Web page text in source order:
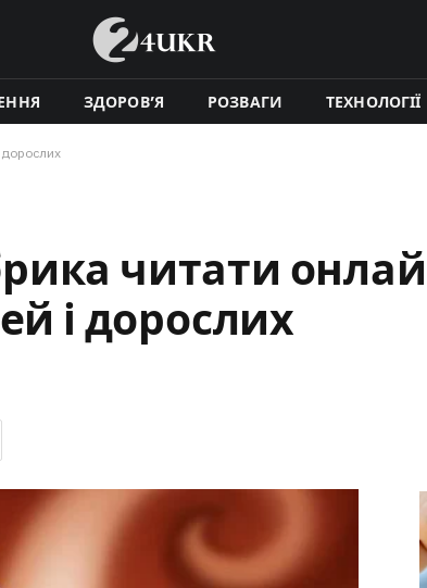
ЗДОРОВ’Я РОЗВАГИ ТЕХНОЛОГІЇ
дорослих
читати
і дорослих